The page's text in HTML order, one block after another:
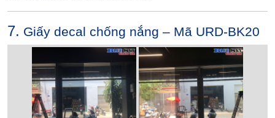
7. Giấy decal chống nắng – Mã URD-BK20